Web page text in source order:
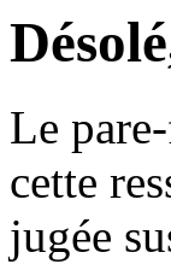
Le
cette
jugée